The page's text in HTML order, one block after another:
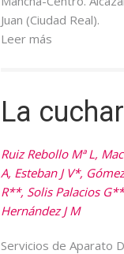
Juan (Ciudad Real).
Leer más
La
Ruiz Rebollo Mª L,
A, Esteban J V*,
R**, Solis Palacios
Hernández J M
Servicios de Aparato